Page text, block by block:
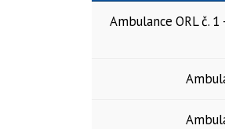
Ambulance ORL č.